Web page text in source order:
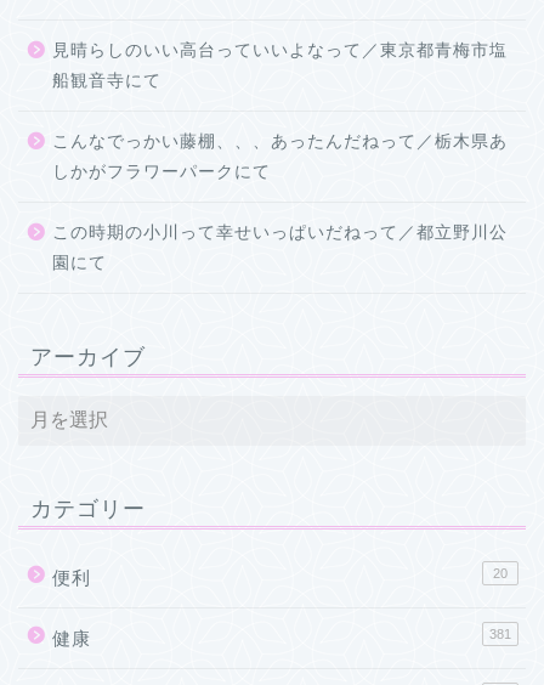
見晴らしのいい高台っていいよなって／東京都青梅市塩
船観音寺にて
こんなでっかい藤棚、、、あったんだねって／栃木県あ
しかがフラワーパークにて
この時期の小川って幸せいっぱいだねって／都立野川公
園にて
アーカイブ
カテゴリー
便利 20
健康 381